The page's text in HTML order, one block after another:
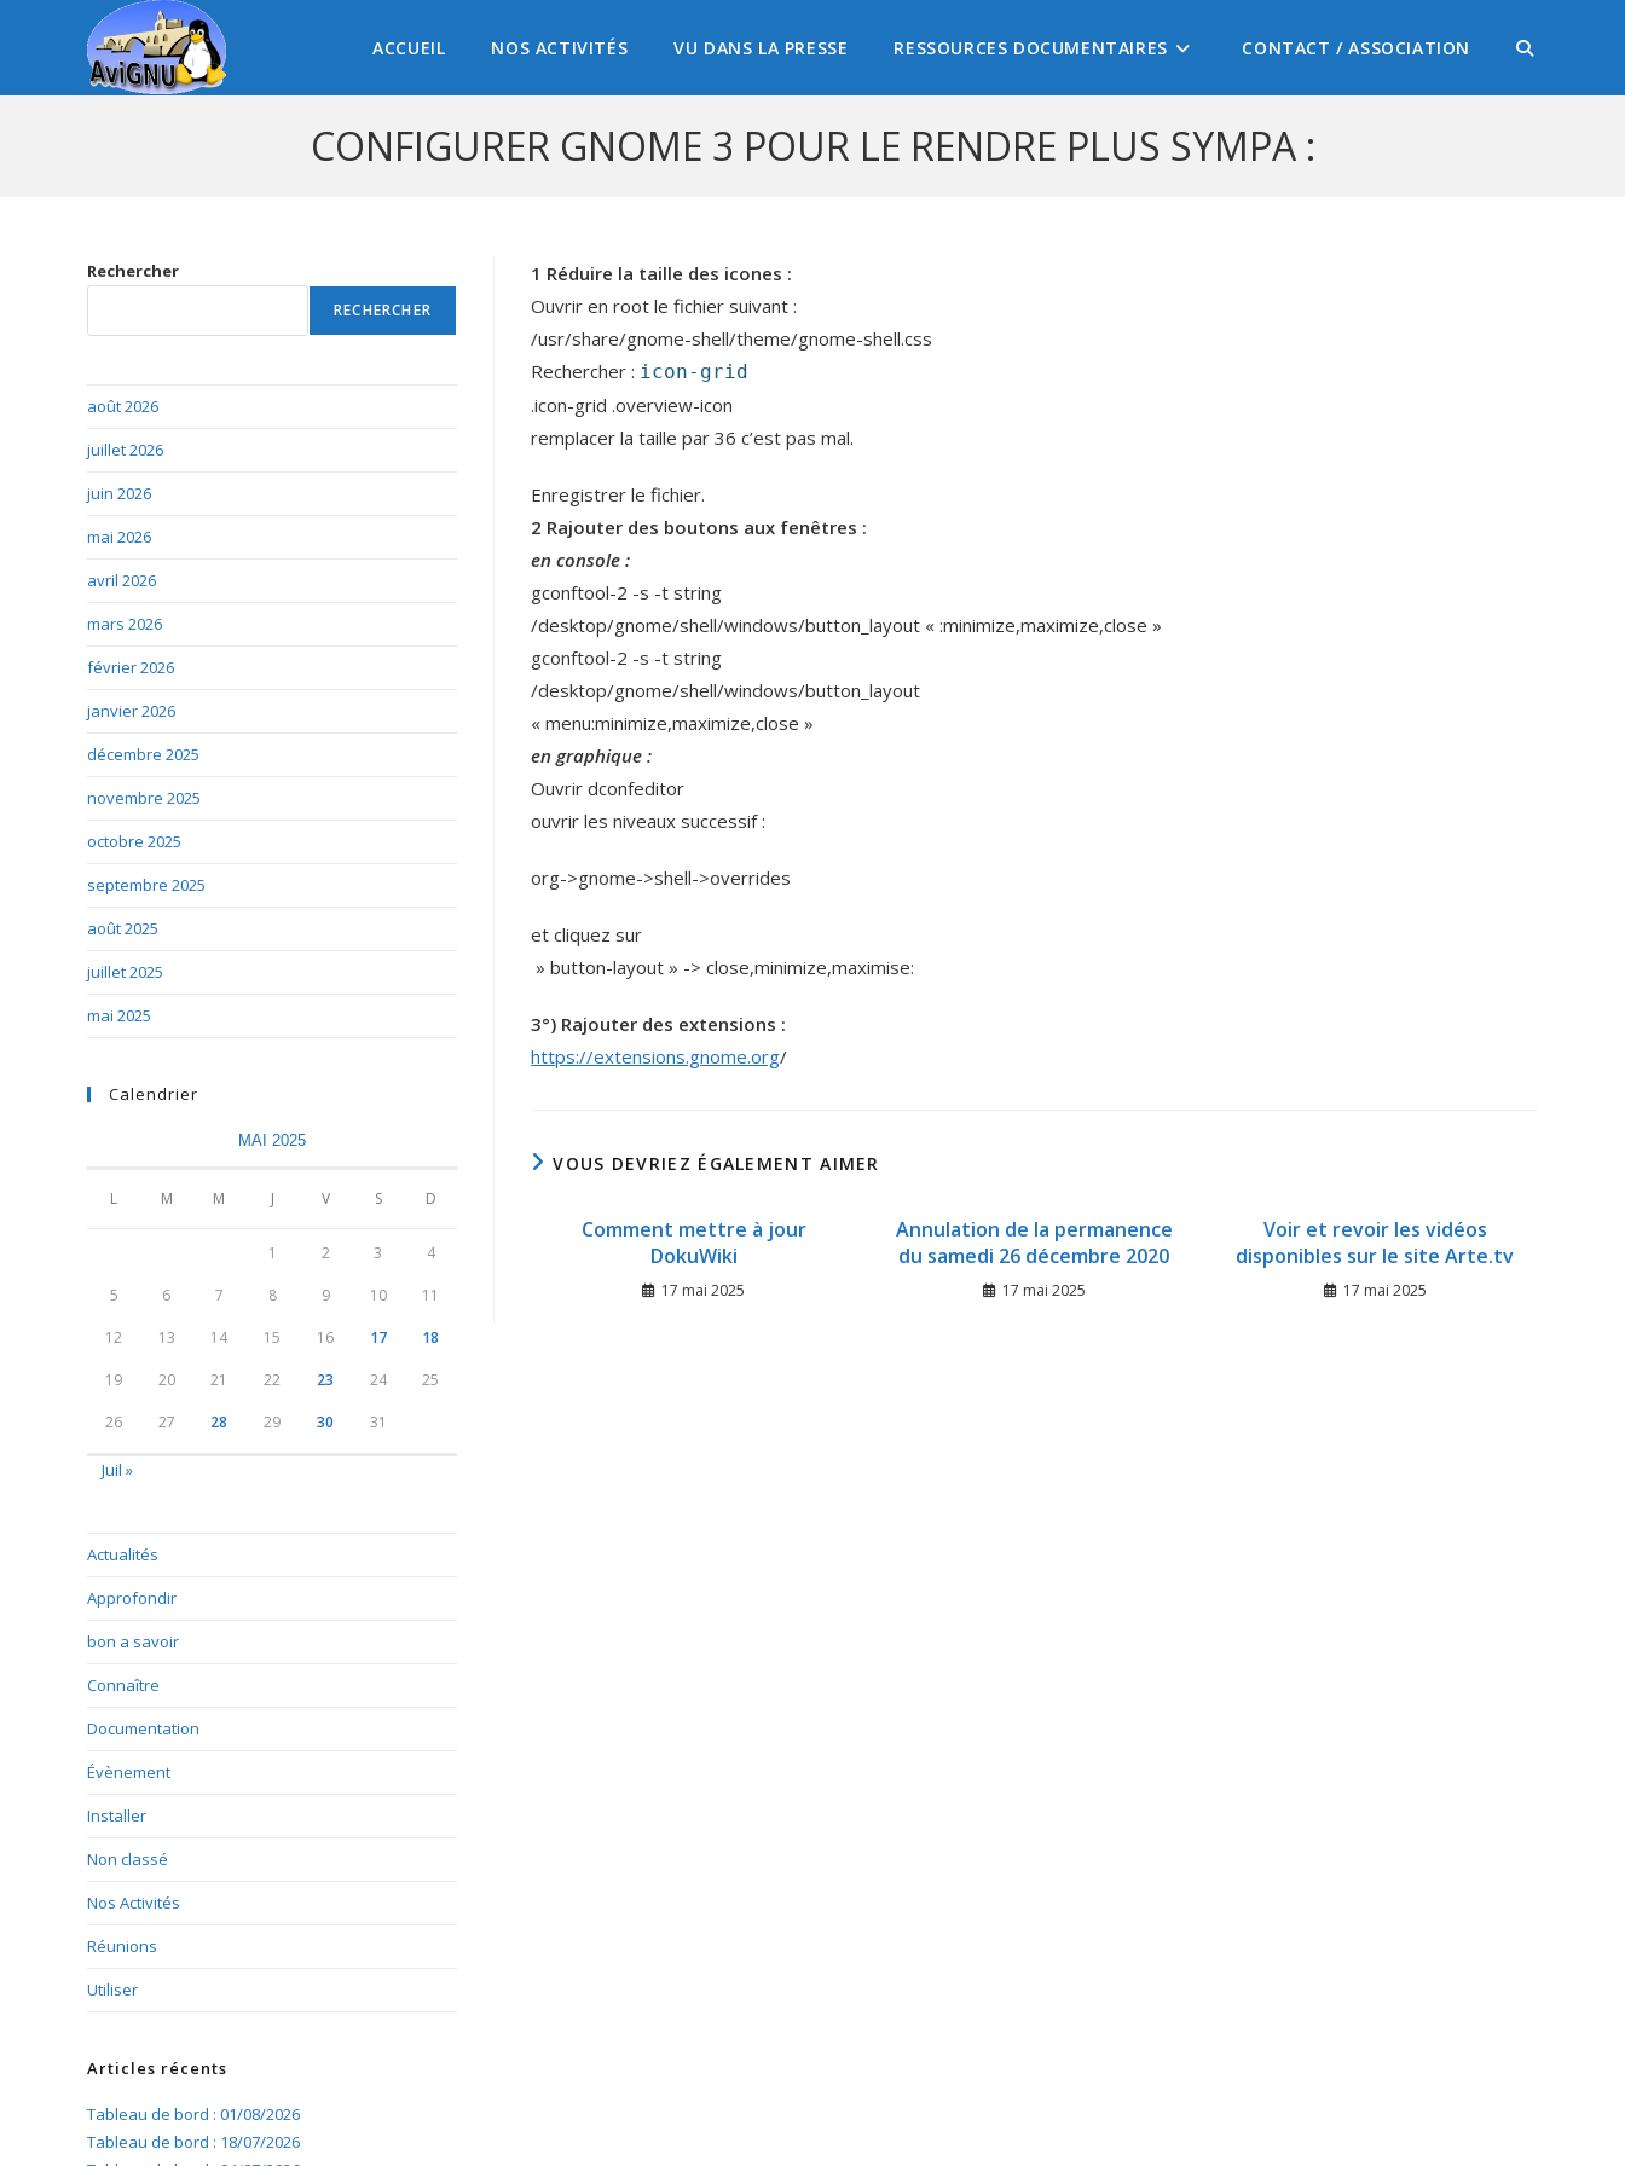
ACCUEIL NOS ACTIVITÉS VU DANS LA PRESSE RESSOURCES DOCUMENTAIRES CONTACT / ASSOCIATION
CONFIGURER GNOME 3 POUR LE RENDRE PLUS SYMPA :
1 Réduire la taille des icones :
Ouvrir en root le fichier suivant :
/usr/share/gnome-shell/theme/gnome-shell.css
Rechercher : icon-grid
.icon-grid .overview-icon
remplacer la taille par 36 c’est pas mal.
Enregistrer le fichier.
2 Rajouter des boutons aux fenêtres :
en console :
gconftool-2 -s -t string
/desktop/gnome/shell/windows/button_layout « :minimize,maximize,close »
gconftool-2 -s -t string
/desktop/gnome/shell/windows/button_layout
« menu:minimize,maximize,close »
en graphique :
Ouvrir dconfeditor
ouvrir les niveaux successif :
org->gnome->shell->overrides
et cliquez sur
» button-layout » -> close,minimize,maximise:
3°) Rajouter des extensions :
https://extensions.gnome.org/
VOUS DEVRIEZ ÉGALEMENT AIMER
Comment mettre à jour
DokuWiki
17 mai 2025
Annulation de la permanence
du samedi 26 décembre 2020
17 mai 2025
Voir et revoir les vidéos
disponibles sur le site Arte.tv
17 mai 2025
Rechercher
RECHERCHER
août 2026
juillet 2026
juin 2026
mai 2026
avril 2026
mars 2026
février 2026
janvier 2026
décembre 2025
novembre 2025
octobre 2025
septembre 2025
août 2025
juillet 2025
mai 2025
Calendrier
MAI 2025
L M M J V S D
1 2 3 4
5 6 7 8 9 10 11
12 13 14 15 16 17 18
19 20 21 22 23 24 25
26 27 28 29 30 31
Juil »
Actualités
Approfondir
bon a savoir
Connaître
Documentation
Évènement
Installer
Non classé
Nos Activités
Réunions
Utiliser
Articles récents
Tableau de bord : 01/08/2026
Tableau de bord : 18/07/2026